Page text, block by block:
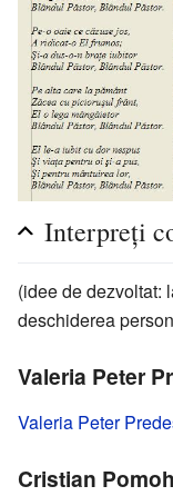
Interpreţi
(idee de dezvoltat:
deschiderea
Valeria Peter
Valeria Peter
Cristian